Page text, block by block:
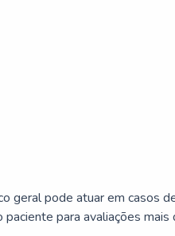
geral pode atuar em casos
para avaliações mais